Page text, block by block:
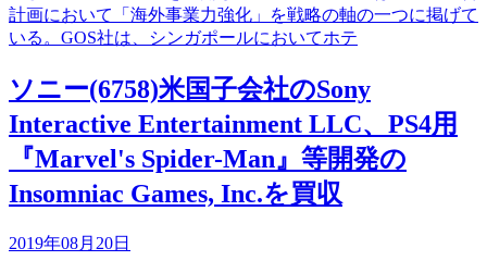
計画において「海外事業力強化」を戦略の軸の一つに掲げて
いる。GOS社は、シンガポールにおいてホテ
ソニー(6758)米国子会社のSony
Interactive Entertainment LLC、PS4用
『Marvel's Spider-Man』等開発の
Insomniac Games, Inc.を買収
2019年08月20日